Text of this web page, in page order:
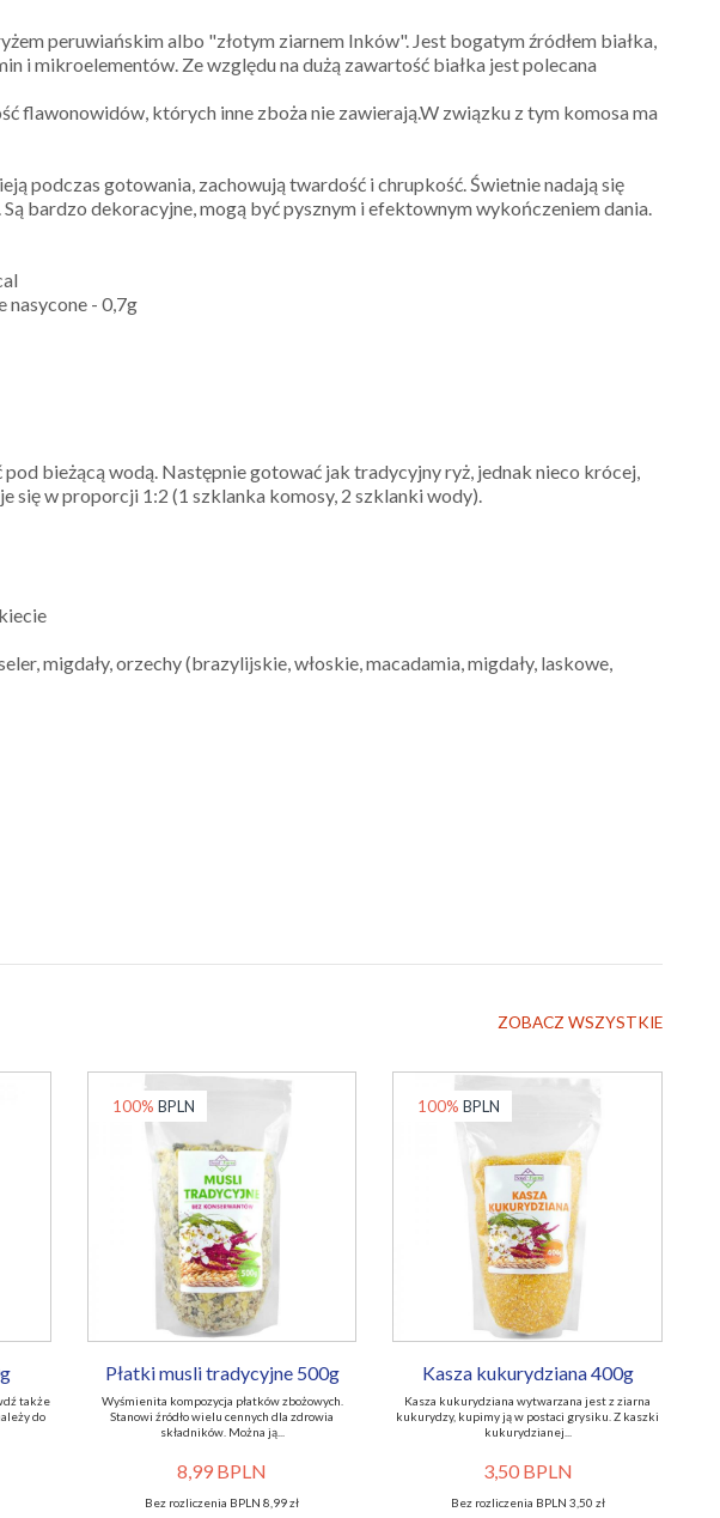
peruwiańskim albo "złotym ziarnem Inków". Jest bogatym źródłem białka,
i mikroelementów. Ze względu na dużą zawartość białka jest polecana
flawonowidów, których inne zboża nie zawierają.W związku z tym komosa ma
podczas gotowania, zachowują twardość i chrupkość. Świetnie nadają się
bardzo dekoracyjne, mogą być pysznym i efektownym wykończeniem dania.
nasycone - 0,7g
bieżącą wodą. Następnie gotować jak tradycyjny ryż, jednak nieco krócej,
się w proporcji 1:2 (1 szklanka komosy, 2 szklanki wody).
migdały, orzechy (brazylijskie, włoskie, macadamia, migdały, laskowe,
ZOBACZ WSZYSTKIE
także
do
100% BPLN
Płatki musli tradycyjne 500g
Wyśmienita kompozycja płatków zbożowych.
Stanowi źródło wielu cennych dla zdrowia
składników. Można ją...
8,99 BPLN
Bez rozliczenia BPLN 8,99 zł
100% BPLN
Kasza kukurydziana 400g
Kasza kukurydziana wytwarzana jest z ziarna
kukurydzy, kupimy ją w postaci grysiku. Z kaszki
kukurydzianej...
3,50 BPLN
Bez rozliczenia BPLN 3,50 zł